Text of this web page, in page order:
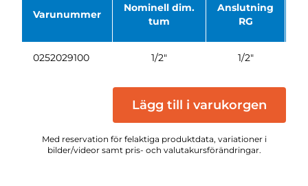
Varunummer
Nominell dim.
tum
Anslutning
RG
0252029100 1/2" 1/2"
Lägg till i varukorgen
Med reservation för felaktiga produktdata, variationer i
bilder/videor samt pris- och valutakursförändringar.